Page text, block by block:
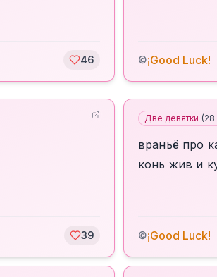
46 ©¡Good Luck!
39
Две девятки (
враньё про
конь жив и
©¡Good Luck!